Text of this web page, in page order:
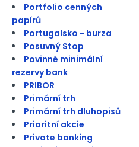
Portfolio cenných
papírů
Portugalsko - burza
Posuvný Stop
Povinné minimální
rezervy bank
PRIBOR
Primární trh
Primární trh dluhopisů
Prioritní akcie
Private banking